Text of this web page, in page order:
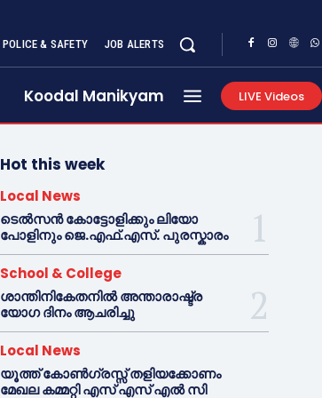
POLICE & SAFETY JOB ALERTS
Koodal Manikyam LIVE Videos
Hot this week
Local News
ടെൽസൻ കോട്ടോളിക്കും ലിയോ
പോളിനും ജെ.എഫ്.എസ്. പുരസ്കാരം
School & College
ശാന്തിനികേതനിൽ അന്താരാഷ്ട്ര
യോഗ ദിനം ആചരിച്ചു
Local News
യൂത്ത് കോൺഗ്രസ്സ് തളിയക്കോണം
മേഖല കമ്മറ്റി എസ് എസ് എൽ സി